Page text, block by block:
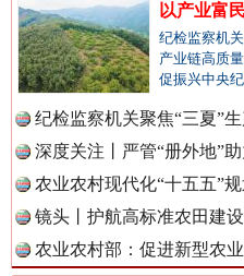
一枚“钉子”竟然扎入要
以产业富
纪检监察机
产业链高质
促振兴中央
纪检监察机关聚焦“三夏”
深度关注丨严管“册外地”
农业农村现代化“十五五”
镜头丨护航高标准农田建设
农业农村部：促进新型农